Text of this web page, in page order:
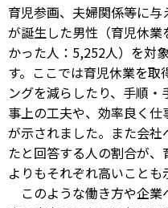
育児参画、夫婦関係等に与
が誕生した男性（育児休
かった人：5,252人）を対
す。ここでは育児休業を取
ングを減らしたり、手順
事上の工夫や、効率良く
が示されました。また会
たと回答する人の割合が
よりもそれぞれ高いことも
このような働き方や企業